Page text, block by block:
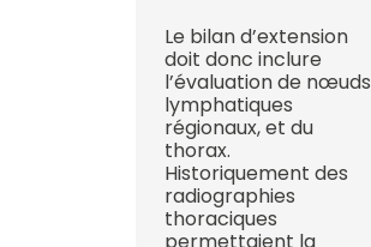
Le bilan d’extension
doit donc inclure
l’évaluation de nœuds
lymphatiques
régionaux, et du
thorax.
Historiquement des
radiographies
thoraciques